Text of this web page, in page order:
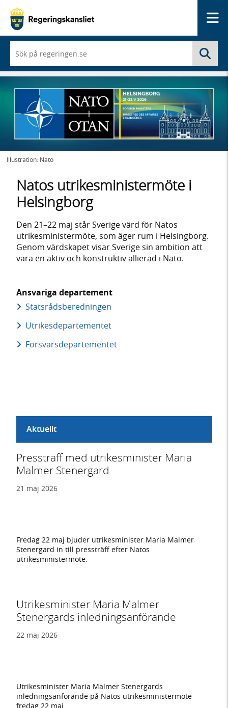
du
börjar
skriva
framträder
lista
sökförslag
Illustration: Nato
Natos utrikesministermöte i
Helsingborg
Den 21–22 maj står Sverige värd för Natos
utrikesministermöte, som äger rum i Helsingborg.
Genom värdskapet visar Sverige sin ambition att
vara en aktiv och konstruktiv allierad i Nato.
Ansvariga departement
Statsrådsberedningen
Utrikes­departementet
Försvars­departementet
Aktuellt
Pressträff med utrikesminister Maria
Malmer Stenergard
21 maj 2026
Fredag 22 maj bjuder utrikesminister Maria Malmer
Stenergard in till pressträff efter Natos
utrikesministermöte.
Utrikesminister Maria Malmer
Stenergards inledningsanförande
22 maj 2026
Utrikesminister Maria Malmer Stenergards
inledningsanförande på Natos utrikesministermöte
fredag 22 maj.